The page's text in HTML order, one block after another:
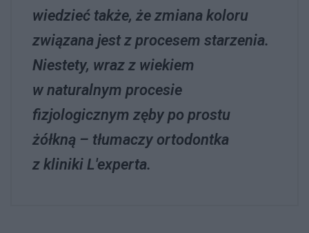
wiedzieć także, że zmiana koloru
związana jest z procesem starzenia.
Niestety, wraz z wiekiem
w naturalnym procesie
fizjologicznym zęby po prostu
żółkną – tłumaczy ortodontka
z kliniki L'experta.